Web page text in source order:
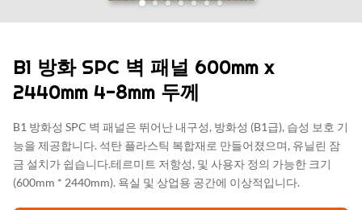
B1 방화 SPC 벽 패널 600mm x
2440mm 4-8mm 두께
B1 방화성 SPC 벽 패널은 뛰어난 내구성, 방화성 (B1급), 습성 보호 기
능을 제공합니다. 석탄 플라스틱 복합재로 만들어졌으며, 유닐린 잠
금 설치가 쉽습니다.테르미트 저항성, 및 사용자 정의 가능한 크기
(600mm * 2440mm). 욕실 및 상업용 공간에 이상적입니다.